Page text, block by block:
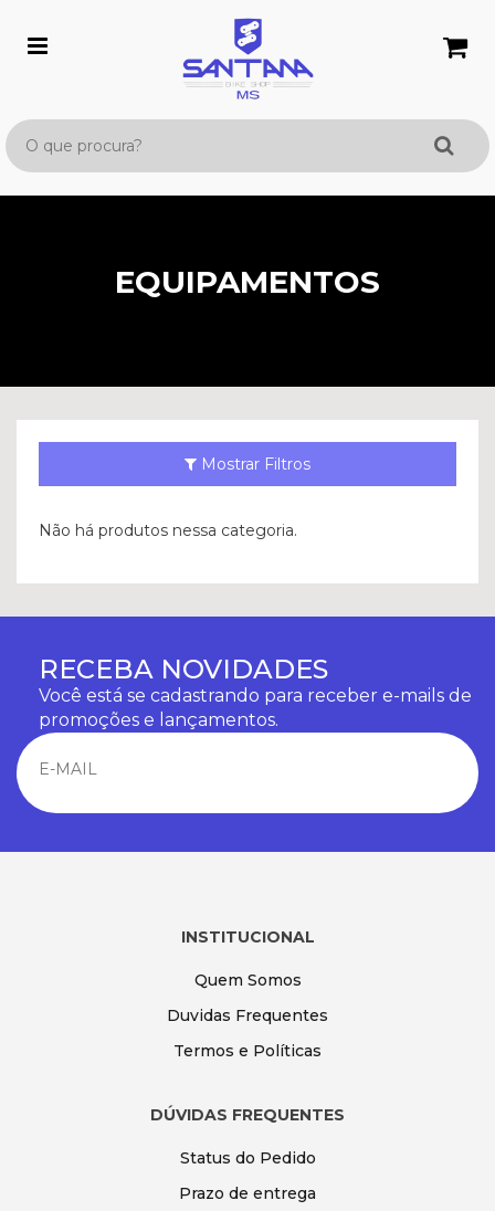
EQUIPAMENTOS
Mostrar Filtros
Não há produtos nessa categoria.
RECEBA NOVIDADES
Você está se cadastrando para receber e-mails de
promoções e lançamentos.
INSTITUCIONAL
Quem Somos
Duvidas Frequentes
Termos e Políticas
DÚVIDAS FREQUENTES
Status do Pedido
Prazo de entrega